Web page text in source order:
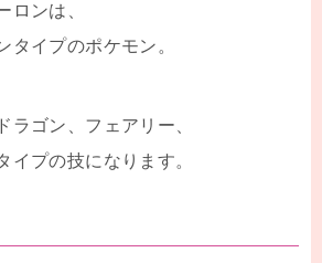
ロンは、
タイプのポケモン。
ラゴン、フェアリー、
イプの技になります。